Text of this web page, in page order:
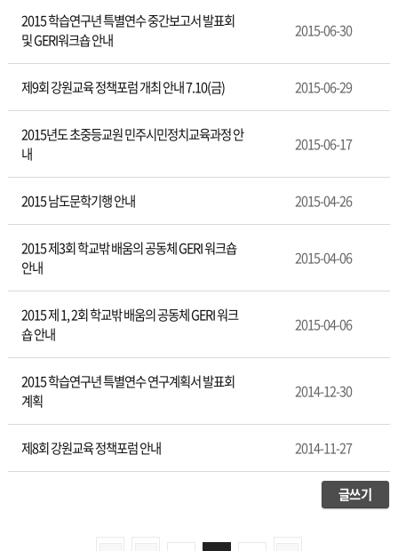
2015 학습연구년 특별연수 중간보고서 발표회
및 GERI워크숍 안내
2015-06-30
제9회 강원교육 정책포럼 개최 안내 7.10(금) 2015-06-29
2015년도 초중등교원 민주시민정치교육과정 안
내
2015-06-17
2015 남도문학기행 안내 2015-04-26
2015 제3회 학교밖 배움의 공동체 GERI 워크숍
안내
2015-04-06
2015 제 1, 2회 학교밖 배움의 공동체 GERI 워크
숍 안내
2015-04-06
2015 학습연구년 특별연수 연구계획서 발표회
계획
2014-12-30
제8회 강원교육 정책포럼 안내 2014-11-27
글쓰기